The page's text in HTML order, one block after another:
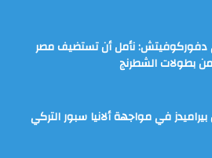
دفوركوفيتش: نأمل أن تستضيف مصر
من بطولات الشطرنج
في مواجهة ألانيا سبور التركي